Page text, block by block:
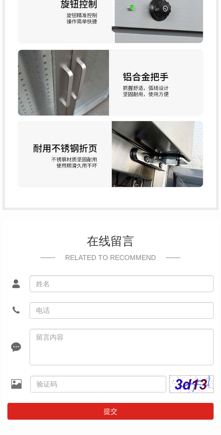
在线留言
RELATED TO RECOMMEND
提交